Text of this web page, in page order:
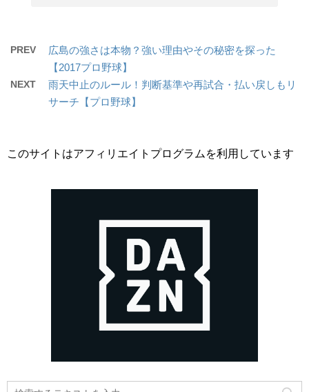
PREV
広島の強さは本物？強い理由やその秘密を探った
【2017プロ野球】
NEXT
雨天中止のルール！判断基準や再試合・払い戻しもリ
サーチ【プロ野球】
このサイトはアフィリエイトプログラムを利用しています